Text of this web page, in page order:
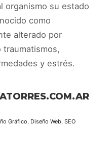
organismo su estado
como
alterado por
traumatismos,
y estrés.
Gráfico Diseño Web SEO